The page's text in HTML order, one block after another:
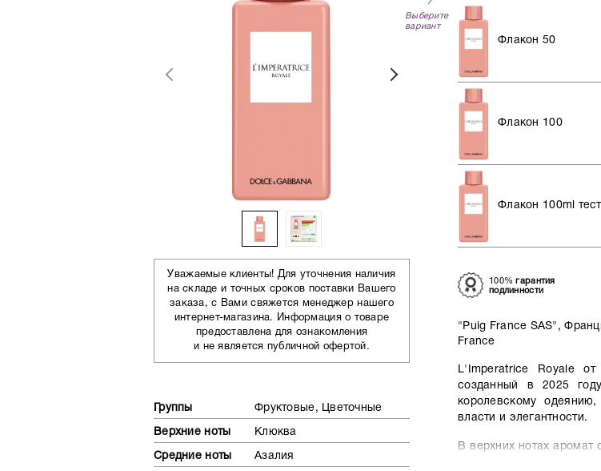
Уважаемые клиенты! Для уточнения наличия
на складе и точных сроков поставки Вашего
заказа, с Вами свяжется менеджер нашего
интернет-магазина. Информация о товаре
предоставлена для ознакомления
и не является публичной офертой.
Группы Фруктовые, Цветочные
Верхние ноты Клюква
Средние ноты Азалия
Выберите
вариант
Флакон 50
Флакон 100
Флакон 100ml
100%гарантия
подлинности
"Puig France SAS",
France
L'Imperatrice Royale
созданный в 2025
королевскому
власти и элегантности.
В верхних нотах аромат